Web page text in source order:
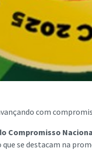
com
Compromisso
se destacam na